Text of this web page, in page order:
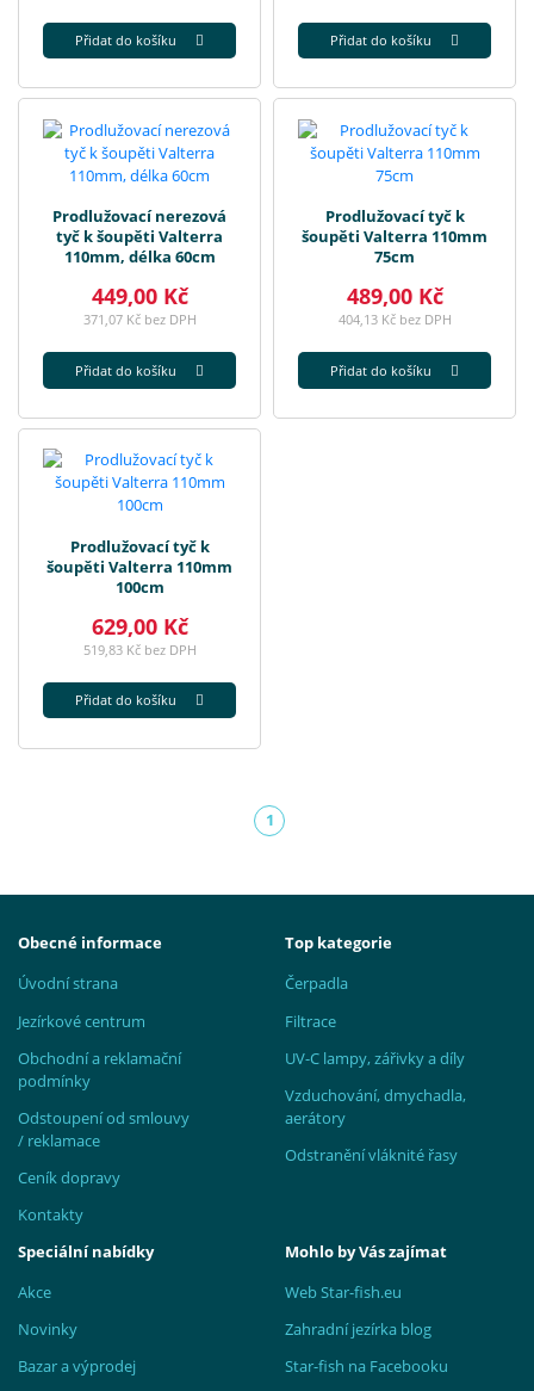
Přidat do košíku Přidat do košíku
Prodlužovací nerezová
tyč k šoupěti Valterra
110mm, délka 60cm
449,00 Kč
371,07 Kč bez DPH
Přidat do košíku
Prodlužovací tyč k
šoupěti Valterra 110mm
75cm
489,00 Kč
404,13 Kč bez DPH
Přidat do košíku
Prodlužovací tyč k
šoupěti Valterra 110mm
100cm
629,00 Kč
519,83 Kč bez DPH
Přidat do košíku
1(aktuální)
Obecné informace
Úvodní strana
Jezírkové centrum
Obchodní a reklamační
podmínky
Odstoupení od smlouvy
/ reklamace
Ceník dopravy
Kontakty
Top kategorie
Čerpadla
Filtrace
UV-C lampy, zářivky a díly
Vzduchování, dmychadla,
aerátory
Odstranění vláknité řasy
Speciální nabídky
Akce
Novinky
Bazar a výprodej
Mohlo by Vás zajímat
Web Star-fish.eu
Zahradní jezírka blog
Star-fish na Facebooku